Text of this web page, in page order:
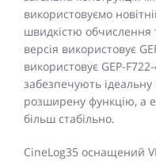
використовуємо
швидкістю обчислення
версія використовує
використовує GEP-
забезпечують
розширену функцію, а
більш стабільно.
CineLog35 оснащений